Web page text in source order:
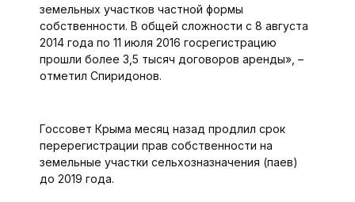
земельных участков частной формы
собственности. В общей сложности с 8 августа
2014 года по 11 июля 2016 госрегистрацию
прошли более 3,5 тысяч договоров аренды», –
отметил Спиридонов.
Госсовет Крыма месяц назад продлил срок
перерегистрации прав собственности на
земельные участки сельхозназначения (паев)
до 2019 года.